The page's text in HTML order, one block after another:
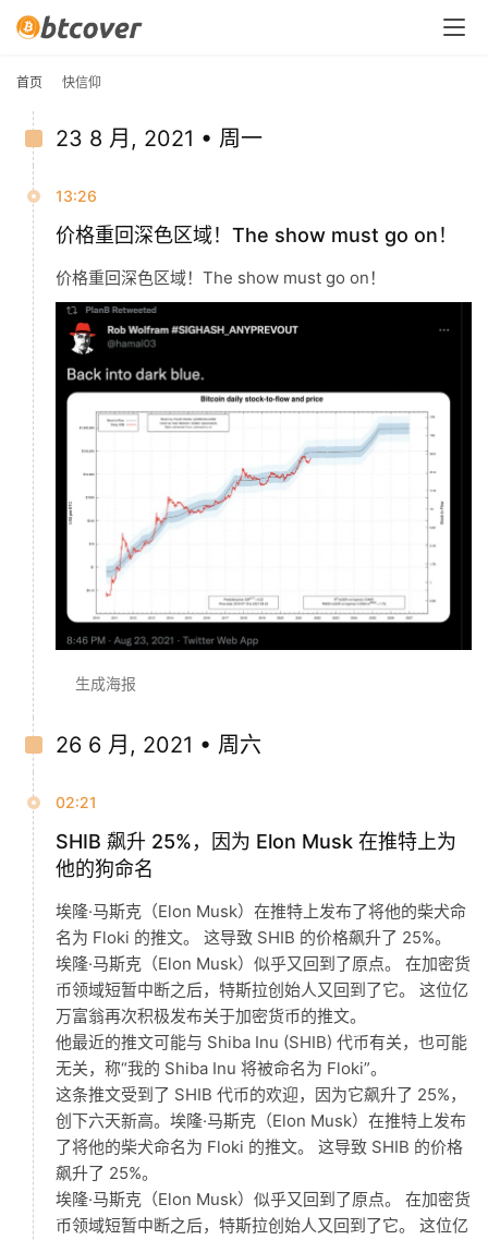
首页 快信仰
23 8 月, 2021 • 周一
13:26
价格重回深色区域！The show must go on！
价格重回深色区域！The show must go on！
生成海报
26 6 月, 2021 • 周六
02:21
SHIB 飙升 25%，因为 Elon Musk 在推特上为
他的狗命名
埃隆·马斯克（Elon Musk）在推特上发布了将他的柴犬命
名为 Floki 的推文。 这导致 SHIB 的价格飙升了 25%。
埃隆·马斯克（Elon Musk）似乎又回到了原点。 在加密货
币领域短暂中断之后，特斯拉创始人又回到了它。 这位亿
万富翁再次积极发布关于加密货币的推文。
他最近的推文可能与 Shiba Inu (SHIB) 代币有关，也可能
无关，称“我的 Shiba Inu 将被命名为 Floki”。
这条推文受到了 SHIB 代币的欢迎，因为它飙升了 25%，
创下六天新高。埃隆·马斯克（Elon Musk）在推特上发布
了将他的柴犬命名为 Floki 的推文。 这导致 SHIB 的价格
飙升了 25%。
埃隆·马斯克（Elon Musk）似乎又回到了原点。 在加密货
币领域短暂中断之后，特斯拉创始人又回到了它。 这位亿